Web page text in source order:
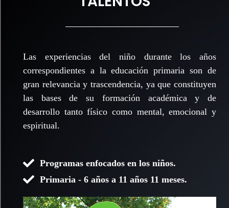
Las experiencias del niño durante los años
correspondientes a la educación primaria son de
gran relevancia y trascendencia, ya que constituyen
las bases de su formación académica y de
desarrollo tanto físico como mental, emocional y
espiritual.
Programas enfocados en los niños.
Primaria - 6 años a 11 años 11 meses.